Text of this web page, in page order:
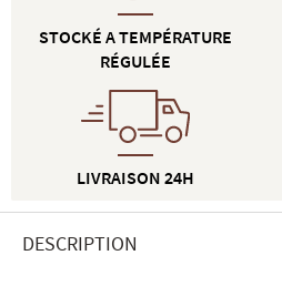
STOCKÉ A TEMPÉRATURE
RÉGULÉE
LIVRAISON 24H
DESCRIPTION